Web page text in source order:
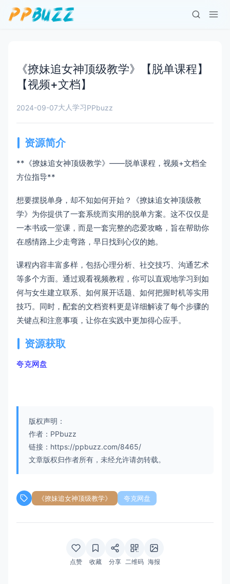
《撩妹追女神顶级教学》【脱单课程】
【视频+文档】
2024-09-07大人学习PPbuzz
资源简介
**《撩妹追女神顶级教学》——脱单课程，视频+文档全
方位指导**
想要摆脱单身，却不知如何开始？《撩妹追女神顶级教
学》为你提供了一套系统而实用的脱单方案。这不仅仅是
一本书或一堂课，而是一套完整的恋爱攻略，旨在帮助你
在感情路上少走弯路，早日找到心仪的她。
课程内容丰富多样，包括心理分析、社交技巧、沟通艺术
等多个方面。通过观看视频教程，你可以直观地学习到如
何与女生建立联系、如何展开话题、如何把握时机等实用
技巧。同时，配套的文档资料更是详细解读了每个步骤的
关键点和注意事项，让你在实践中更加得心应手。
资源获取
夸克网盘
版权声明：
作者：PPbuzz
链接：https://ppbuzz.com/8465/
文章版权归作者所有，未经允许请勿转载。
《撩妹追女神顶级教学》 夸克网盘
点赞 收藏 分享 二维码 海报